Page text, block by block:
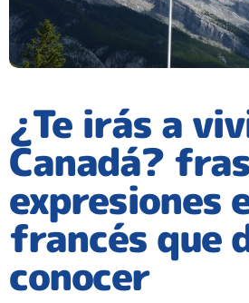
¿Te irás a
Canadá?
expresiones
francés que
conocer